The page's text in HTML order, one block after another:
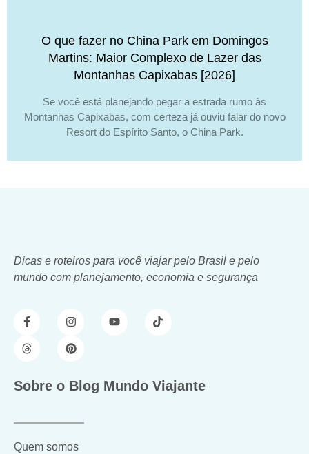
O que fazer no China Park em Domingos
Martins: Maior Complexo de Lazer das
Montanhas Capixabas [2026]
Se você está planejando pegar a estrada rumo às
Montanhas Capixabas, com certeza já ouviu falar do novo
Resort do Espírito Santo, o China Park.
Dicas e roteiros para você viajar pelo Brasil e pelo
mundo com planejamento, economia e segurança
Sobre o Blog Mundo Viajante
Quem somos